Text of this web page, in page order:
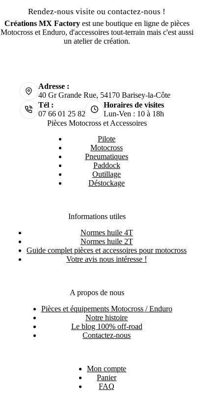
Rendez-nous visite ou contactez-nous !
Créations MX Factoryest une boutique en ligne de pièces
Motocross et Enduro, d'accessoires tout-terrain mais c'est aussi
un atelier de création.
Adresse :
40 Gr Grande Rue, 54170 Barisey-la-Côte
Tél :
07 66 01 25 82
Horaires de visites
Lun-Ven : 10 à 18h
Pièces Motocross et Accessoires
Pilote
Motocross
Pneumatiques
Paddock
Outillage
Déstockage
Informations utiles
Normes huile 4T
Normes huile 2T
Guide complet pièces et accessoires pour motocross
Votre avis nous intéresse !
A propos de nous
Pièces et équipements Motocross / Enduro
Notre histoire
Le blog 100% off-road
Contactez-nous
Mon compte
Panier
FAQ